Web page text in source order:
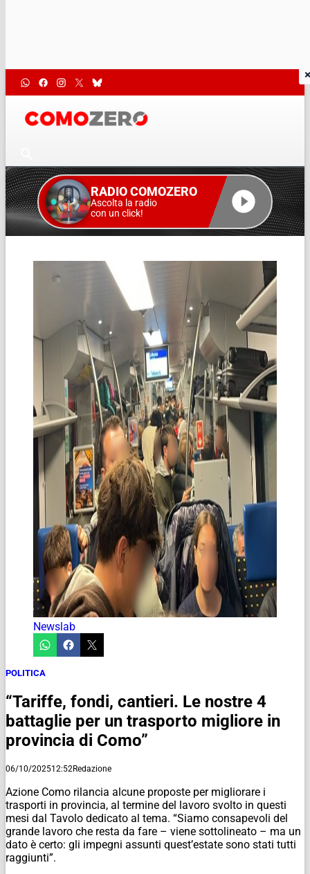
RADIO COMOZERO
Ascolta la radio
con un click!
Newslab
POLITICA
“Tariffe, fondi, cantieri. Le nostre 4
battaglie per un trasporto migliore in
provincia di Como”
06/10/202512:52Redazione
Azione Como rilancia alcune proposte per migliorare i
trasporti in provincia, al termine del lavoro svolto in questi
mesi dal Tavolo dedicato al tema. “Siamo consapevoli del
grande lavoro che resta da fare – viene sottolineato – ma un
dato è certo: gli impegni assunti quest’estate sono stati tutti
raggiunti”.